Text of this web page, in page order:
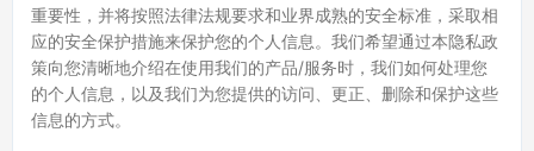
重要性，并将按照法律法规要求和业界成熟的安全标准，采取相
应的安全保护措施来保护您的个人信息。我们希望通过本隐私政
策向您清晰地介绍在使用我们的产品/服务时，我们如何处理您
的个人信息，以及我们为您提供的访问、更正、删除和保护这些
信息的方式。